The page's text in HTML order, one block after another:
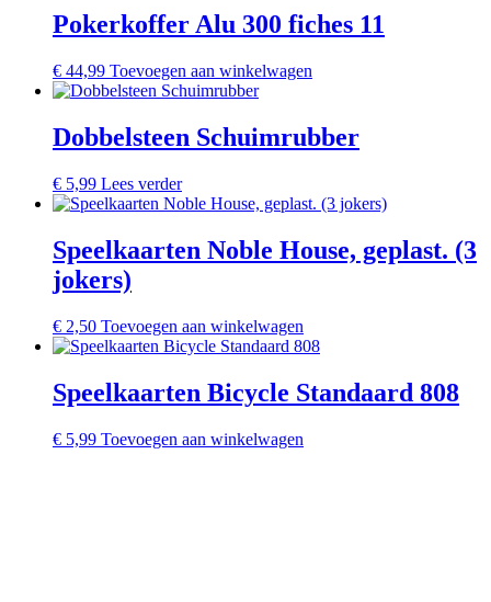
Pokerkoffer Alu 300 fiches 11
€ 44,99 Toevoegen aan winkelwagen
Dobbelsteen Schuimrubber
€ 5,99 Lees verder
Speelkaarten Noble House, geplast. (3
jokers)
€ 2,50 Toevoegen aan winkelwagen
Speelkaarten Bicycle Standaard 808
€ 5,99 Toevoegen aan winkelwagen